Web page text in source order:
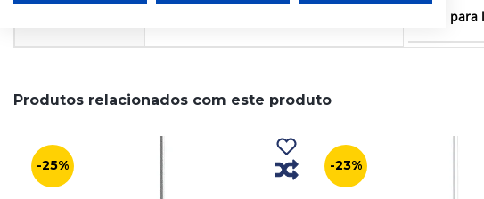
Genial
Produtos relacionados com este produto
-25% -23%